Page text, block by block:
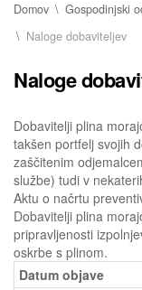
Domov Gospodinjski
Naloge dobaviteljev
Naloge
Dobavitelji plina
takšen portfelj svojih
zaščitenim
službe) tudi v
Aktu o načrtu
Dobavitelji plina
pripravljenosti
oskrbe s plinom.
Datum objave